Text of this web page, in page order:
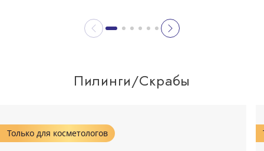
Пилинги/Скрабы
Только для косметологов